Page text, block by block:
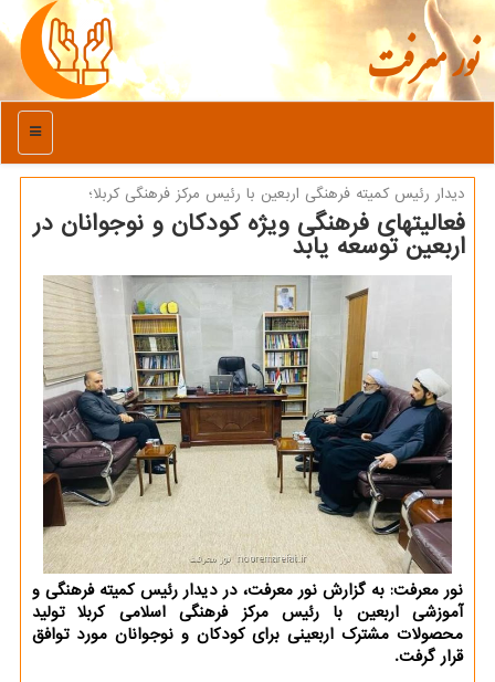
نور معرفت
منو
دیدار رئیس كمیته فرهنگی اربعین با رئیس مركز فرهنگی كربلا؛
فعالیتهای فرهنگی ویژه کودکان و نوجوانان در
اربعین توسعه یابد
نور معرفت: به گزارش نور معرفت، در دیدار رئیس کمیته فرهنگی و
آموزشی اربعین با رئیس مرکز فرهنگی اسلامی کربلا تولید
محصولات مشترک اربعینی برای کودکان و نوجوانان مورد توافق
قرار گرفت.